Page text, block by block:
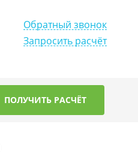
Обратный звонок
Запросить расчёт
ПОЛУЧИТЬ РАСЧЁТ